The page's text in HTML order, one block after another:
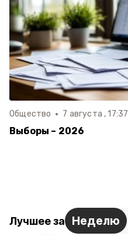
Общество 7 августа , 17:37
Выборы – 2026
Лучшее за Неделю